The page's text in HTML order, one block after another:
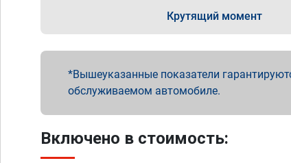
Крутящий момент
Вышеуказанные показатели
обслуживаемом автомобиле.
Включено в стоимость: